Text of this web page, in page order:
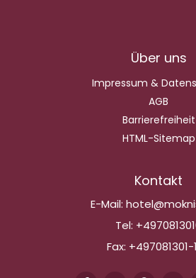
Über uns
Impressum &
AGB
Barrierefreiheit
HTML-Sitemap
Kontakt
E-Mail:
Tel:
Fax: +497081301-